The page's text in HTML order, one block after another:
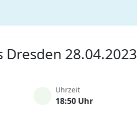
Dresden 28.04.2023
Uhrzeit
18:50 Uhr